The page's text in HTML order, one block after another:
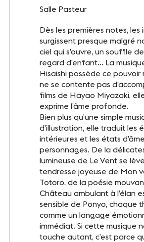
Billetterie
Actualités
INFOS PRATIQUES
Accès
Accessibilité PMR
Restauration et
Sécurité et protocole
Objets perdus et trouvés
Contact
Salle Pasteur
Dès les premières notes, les
surgissent presque malgré
ciel qui s’ouvre, un souffle
regard d’enfant… La
Hisaishi possède ce pouvoir
ne se contente pas
films de Hayao Miyazaki,
exprime l’âme profonde.
Bien plus qu’une simple
d’illustration, elle traduit les
intérieures et les états
personnages. De la
lumineuse de Le Vent se
tendresse joyeuse de Mon
Totoro, de la poésie
Château ambulant à l’élan
sensible de Ponyo, chaque
comme un langage
immédiat. Si cette musique
touche autant, c’est parce